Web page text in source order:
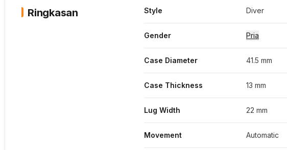
Ringkasan
Style Diver
Gender Pria
Case Diameter 41.5 mm
Case Thickness 13 mm
Lug Width 22 mm
Movement Automatic